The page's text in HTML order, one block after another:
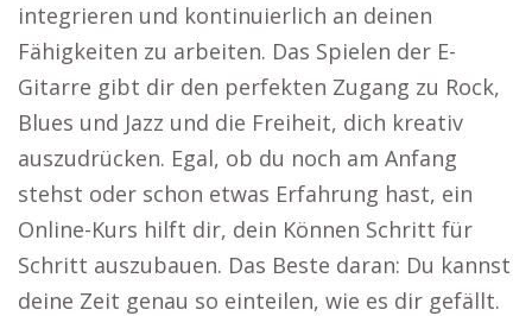
integrieren und kontinuierlich an deinen
Fähigkeiten zu arbeiten. Das Spielen der E-
Gitarre gibt dir den perfekten Zugang zu Rock,
Blues und Jazz und die Freiheit, dich kreativ
auszudrücken. Egal, ob du noch am Anfang
stehst oder schon etwas Erfahrung hast, ein
Online-Kurs hilft dir, dein Können Schritt für
Schritt auszubauen. Das Beste daran: Du kannst
deine Zeit genau so einteilen, wie es dir gefällt.